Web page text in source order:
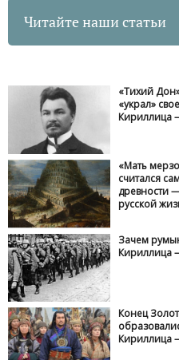
Читайте наши статьи
«Тихий
«украл»
Кириллица
«Мать
считался
древности
русской
Зачем
Кириллица
Конец
Кириллица